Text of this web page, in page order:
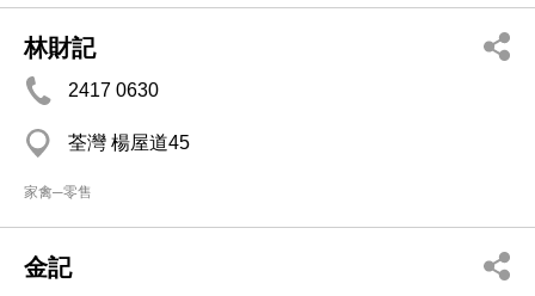
林財記
2417 0630
荃灣 楊屋道45
家禽─零售
金記